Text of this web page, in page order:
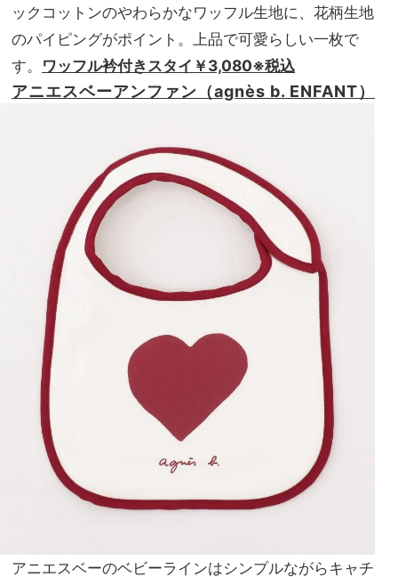
ックコットンのやわらかなワッフル生地に、花柄生地
のパイピングがポイント。上品で可愛らしい一枚で
す。 ワッフル衿付きスタイ￥3,080※税込
アニエスベーアンファン（agnès b. ENFANT）
アニエスベーのベビーラインはシンプルながらキャチ